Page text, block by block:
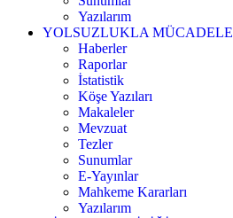
Yazılarım
YOLSUZLUKLA MÜCADELE
Haberler
Raporlar
İstatistik
Köşe Yazıları
Makaleler
Mevzuat
Tezler
Sunumlar
E-Yayınlar
Mahkeme Kararları
Yazılarım